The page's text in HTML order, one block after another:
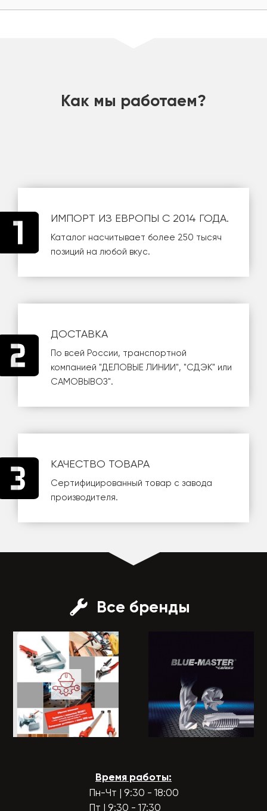
Как мы работаем?
ИМПОРТ ИЗ ЕВРОПЫ С 2014 ГОДА.
Каталог насчитывает более 250 тысяч
позиций на любой вкус.
ДОСТАВКА
По всей России, транспортной
компанией "ДЕЛОВЫЕ ЛИНИИ", "СДЭК" или
САМОВЫВОЗ".
КАЧЕСТВО ТОВАРА
Сертифицированный товар с завода
производителя.
Все бренды
Время работы:
Пн-Чт | 9:30 - 18:00
Пт | 9:30 - 17:30